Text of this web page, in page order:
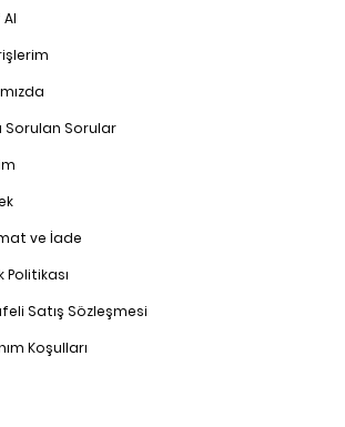
Sorulan Sorular
ve İade
Politikası
Satış Sözleşmesi
Koşulları